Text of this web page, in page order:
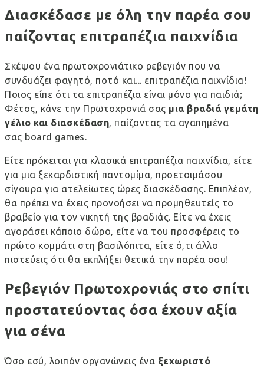
Διασκέδασε με όλη την παρέα σου
παίζοντας επιτραπέζια παιχνίδια
Σκέψου ένα πρωτοχρονιάτικο ρεβεγιόν που να
συνδυάζει φαγητό, ποτό και... επιτραπέζια παιχνίδια!
Ποιος είπε ότι τα επιτραπέζια είναι μόνο για παιδιά;
Φέτος, κάνε την Πρωτοχρονιά σας μια βραδιά γεμάτη
γέλιο και διασκέδαση, παίζοντας τα αγαπημένα
σας board games.
Είτε πρόκειται για κλασικά επιτραπέζια παιχνίδια, είτε
για μια ξεκαρδιστική παντομίμα, προετοιμάσου
σίγουρα για ατελείωτες ώρες διασκέδασης. Επιπλέον,
θα πρέπει να έχεις προνοήσει να προμηθευτείς το
βραβείο για τον νικητή της βραδιάς. Είτε να έχεις
αγοράσει κάποιο δώρο, είτε να του προσφέρεις το
πρώτο κομμάτι στη βασιλόπιτα, είτε ό,τι άλλο
πιστεύεις ότι θα εκπλήξει θετικά την παρέα σου!
Ρεβεγιόν Πρωτοχρονιάς στο σπίτι
προστατεύοντας όσα έχουν αξία
για σένα
Όσο εσύ, λοιπόν οργανώνεις ένα ξεχωριστό